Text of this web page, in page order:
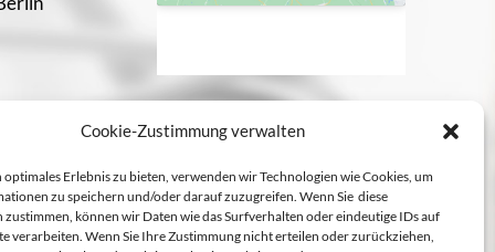
Cookie-Zustimmung verwalten
optimales Erlebnis zu bieten, verwenden wir Technologien wie Cookies, um
zu speichern und/oder darauf zuzugreifen. Wenn Sie diese
zustimmen, können wir Daten wie das Surfverhalten oder eindeutige IDs auf
verarbeiten. Wenn Sie Ihre Zustimmung nicht erteilen oder zurückziehen,